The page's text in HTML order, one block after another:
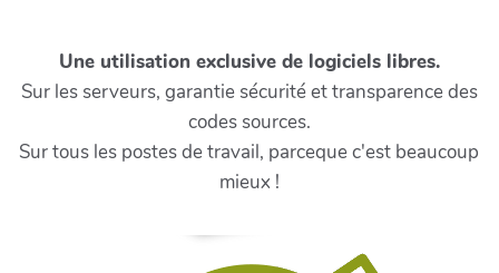
Une utilisation exclusive de logiciels libres.
Sur les serveurs, garantie sécurité et transparence des
codes sources.
Sur tous les postes de travail, parceque c'est beaucoup
mieux !